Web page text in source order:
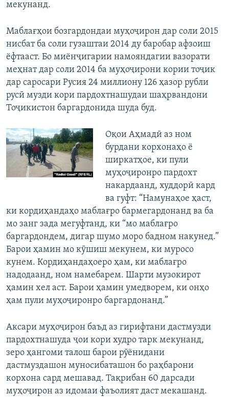
мекунанд.
Маблағҳои бозгардондаи муҳоҷирон дар соли 2015
нисбат ба соли гузаштаи 2014 ду баробар афзоиш
ёфтааст. Бо миёнҷигарии намояндагии вазорати
меҳнат дар соли 2014 ба муҳоҷирони кории тоҷик
дар саросари Русия 24 миллиону 126 ҳазор рубли
русӣ музди кори пардохтнашудаи шаҳрвандони
Тоҷикистон баргардонида шуда буд.
Оқои Аҳмадӣ аз ном
бурдани корхонаҳо ё
ширкатҳое, ки пули
муҳоҷиронро пардохт
накардаанд, худдорӣ кард
ва гуфт: “Намунаҳое ҳаст,
ки кордиҳандаҳо маблағро бармегардонанд ва ба
мо занг зада мегуфтанд, ки “мо маблағро
баргардондем, дигар шумо моро бадном накунед.”
Барои ҳамин мо кӯшиш мекунем, ки муросо
кунем. Кордиҳандаҳоеро ҳам, ки маблағро
надодаанд, ном намебарем. Шарти музокирот
ҳамин хел аст. Барои ҳамин умедворем, ки онҳо
ҳам пули муҳоҷиронро баргардонанд.”
Аксари муҳоҷирон баъд аз гирифтани дастмузди
пардохтнашуда ҷои кори худро тарк мекунанд,
зеро ҳангоми талош барои рӯёнидани
дастмуздашон муносибаташон бо раҳбарони
корхона сард мешавад. Тақрибан 60 дарсади
муҳоҷирон аз идомаи фаъолият даст мекашанд.